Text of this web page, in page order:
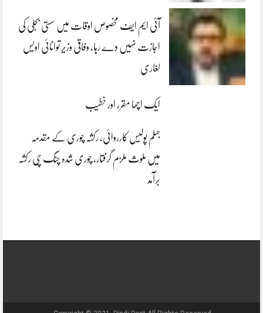
آئی ایم ایف مخصوص اوقات میں سستی بجلی کی
اجازت نہیں دے رہا، وفاقی وزیر توانائی اویس
لغاری
ایک اچھا مقرر اور خطیب
جہلم پولیس کارروائی، رکشہ چوری کے مقدمہ
میں ملوث ملزم گرفتار، چوری شدہ چنگ چی رکشہ
برآمد